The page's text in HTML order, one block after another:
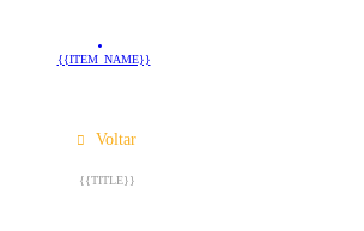
{{ITEM_NAME}}
Voltar
{{TITLE}}